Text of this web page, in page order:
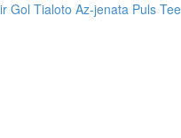
Gol Tialoto Az-jenata Puls